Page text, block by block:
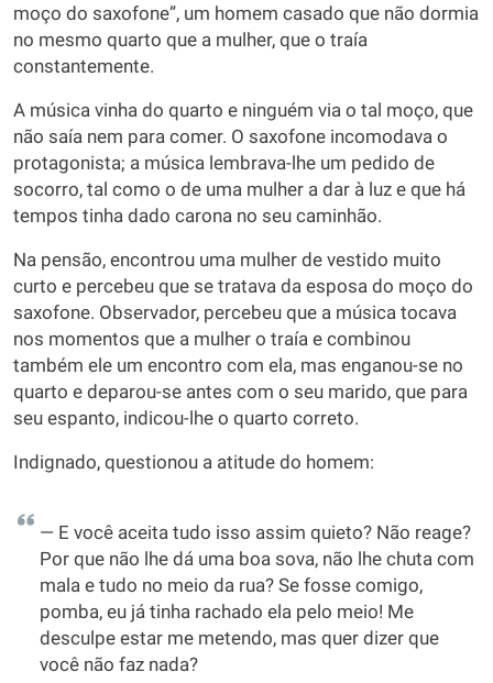
moço do saxofone”, um homem casado que não dormia
no mesmo quarto que a mulher, que o traía
constantemente.
A música vinha do quarto e ninguém via o tal moço, que
não saía nem para comer. O saxofone incomodava o
protagonista; a música lembrava-lhe um pedido de
socorro, tal como o de uma mulher a dar à luz e que há
tempos tinha dado carona no seu caminhão.
Na pensão, encontrou uma mulher de vestido muito
curto e percebeu que se tratava da esposa do moço do
saxofone. Observador, percebeu que a música tocava
nos momentos que a mulher o traía e combinou
também ele um encontro com ela, mas enganou-se no
quarto e deparou-se antes com o seu marido, que para
seu espanto, indicou-lhe o quarto correto.
Indignado, questionou a atitude do homem:
— E você aceita tudo isso assim quieto? Não reage?
Por que não lhe dá uma boa sova, não lhe chuta com
mala e tudo no meio da rua? Se fosse comigo,
pomba, eu já tinha rachado ela pelo meio! Me
desculpe estar me metendo, mas quer dizer que
você não faz nada?